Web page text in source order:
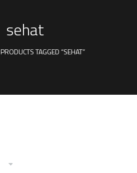
sehat
PRODUCTS TAGGED “SEHAT”